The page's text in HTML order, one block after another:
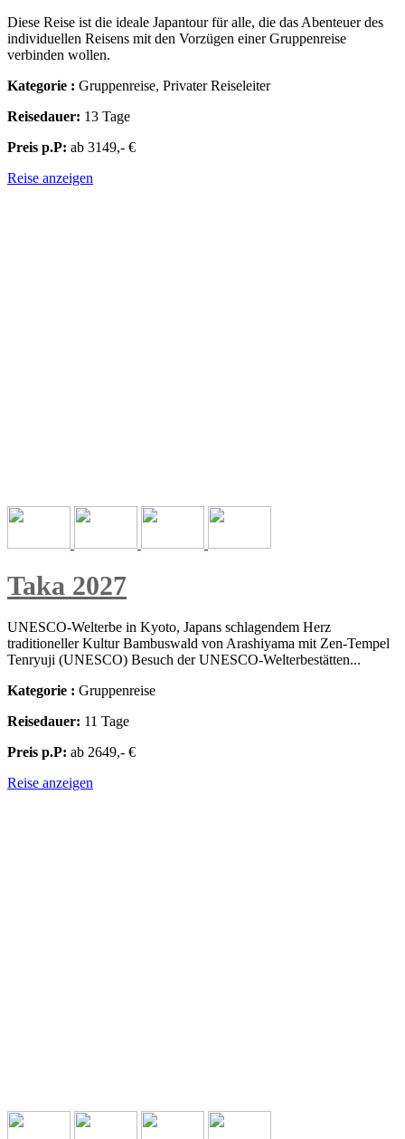
Diese Reise ist die ideale Japantour für alle, die das Abenteuer des
individuellen Reisens mit den Vorzügen einer Gruppenreise
verbinden wollen.
Kategorie : Gruppenreise, Privater Reiseleiter
Reisedauer: 13 Tage
Preis p.P: ab 3149,- €
Reise anzeigen
Taka 2027
UNESCO-Welterbe in Kyoto, Japans schlagendem Herz
traditioneller Kultur Bambuswald von Arashiyama mit Zen-Tempel
Tenryuji (UNESCO) Besuch der UNESCO-Welterbestätten...
Kategorie : Gruppenreise
Reisedauer: 11 Tage
Preis p.P: ab 2649,- €
Reise anzeigen